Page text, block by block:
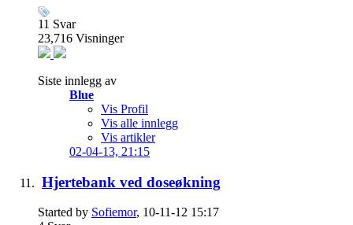
11 Svar
23,716 Visninger
Siste innlegg av
Blue
Vis Profil
Vis alle innlegg
Vis artikler
02-04-13, 21:15
Hjertebank ved doseøkning
Started by Sofiemor, 10-11-12 15:17